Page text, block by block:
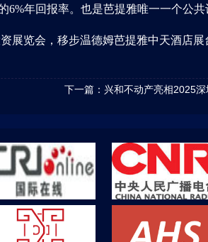
6%年回报率。也是芭提雅唯一一个公共
展览会，移步温德姆芭提雅中天酒店展
下一篇： 兴和​不动产亮相2025